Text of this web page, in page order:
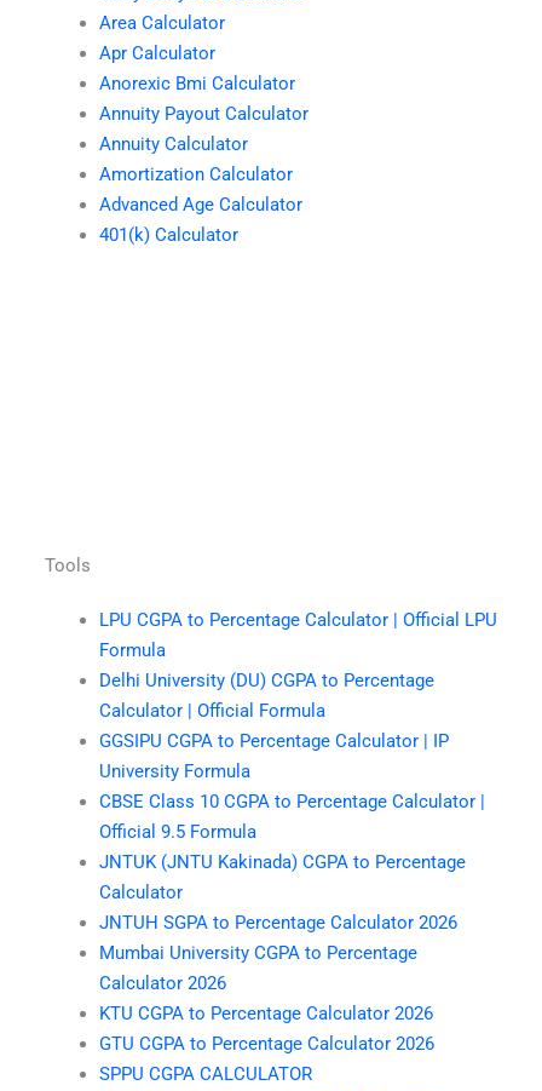
Area Calculator
Apr Calculator
Anorexic Bmi Calculator
Annuity Payout Calculator
Annuity Calculator
Amortization Calculator
Advanced Age Calculator
401(k) Calculator
Tools
LPU CGPA to Percentage Calculator | Official LPU
Formula
Delhi University (DU) CGPA to Percentage
Calculator | Official Formula
GGSIPU CGPA to Percentage Calculator | IP
University Formula
CBSE Class 10 CGPA to Percentage Calculator |
Official 9.5 Formula
JNTUK (JNTU Kakinada) CGPA to Percentage
Calculator
JNTUH SGPA to Percentage Calculator 2026
Mumbai University CGPA to Percentage
Calculator 2026
KTU CGPA to Percentage Calculator 2026
GTU CGPA to Percentage Calculator 2026
SPPU CGPA CALCULATOR